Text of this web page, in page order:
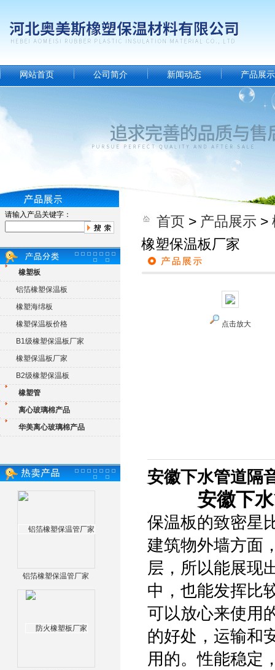
网站首页 公司简介 新闻动态 产品展示
请输入产品关键字：
橡塑板
铝箔橡塑保温板
橡塑海绵板
橡塑保温板价格
B1级橡塑保温板厂家
橡塑保温板厂家
B2级橡塑保温板
橡塑管
离心玻璃棉产品
华美离心玻璃棉产品
铝箔橡塑保温管厂家
首页 > 产品展示 >
橡塑保温板厂家
点击放大
安徽下水管道隔
安徽下
保温板的致密星
建筑物外墙方面
层，所以能展现
中，也能发挥比
可以放心来使用
的好处，运输和
用的。性能稳定